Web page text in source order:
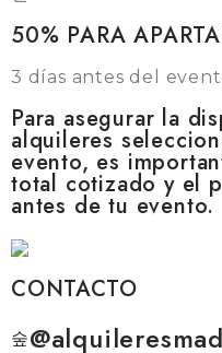
50% PARA
3 días antes del
Para asegurar la
alquileres
evento, es
total cotizado y el
antes de tu evento.
CONTACTO